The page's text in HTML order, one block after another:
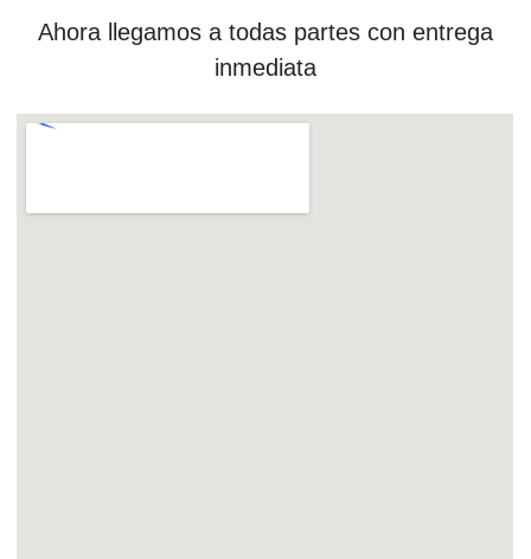
Ahora llegamos a todas partes con entrega
inmediata